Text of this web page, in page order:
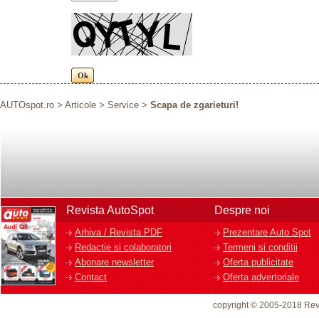
AUTOspot.ro > Articole > Service > Scapa de zgarieturi!
Revista AutoSpot
Arhiva / Revista PDF
Redactie si colaboratori
Abonare newsletter
Contact
Despre noi
Prezentare Auto Spot
Termeni si conditii
Oferta publicitate
Oferta advertoriale
copyright © 2005-2018